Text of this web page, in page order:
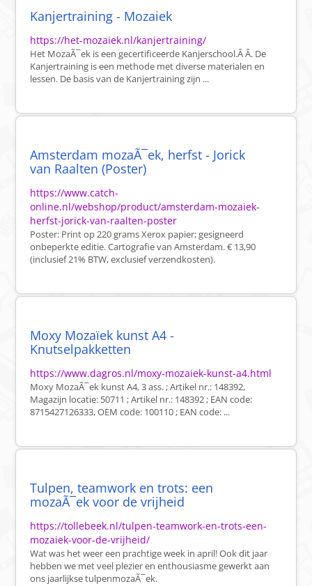
Kanjertraining - Mozaiek
https://het-mozaiek.nl/kanjertraining/
Het MozaÃ¯ek is een gecertificeerde Kanjerschool.Â Â. De
Kanjertraining is een methode met diverse materialen en
lessen. De basis van de Kanjertraining zijn ...
Amsterdam mozaÃ¯ek, herfst - Jorick
van Raalten (Poster)
https://www.catch-
online.nl/webshop/product/amsterdam-mozaiek-
herfst-jorick-van-raalten-poster
Poster: Print op 220 grams Xerox papier; gesigneerd
onbeperkte editie. Cartografie van Amsterdam. € 13,90
(inclusief 21% BTW, exclusief verzendkosten).
Moxy Mozaïek kunst A4 -
Knutselpakketten
https://www.dagros.nl/moxy-mozaiek-kunst-a4.html
Moxy MozaÃ¯ek kunst A4, 3 ass. ; Artikel nr.: 148392,
Magazijn locatie: 50711 ; Artikel nr.: 148392 ; EAN code:
8715427126333, OEM code: 100110 ; EAN code: ...
Tulpen, teamwork en trots: een
mozaÃ¯ek voor de vrijheid
https://tollebeek.nl/tulpen-teamwork-en-trots-een-
mozaiek-voor-de-vrijheid/
Wat was het weer een prachtige week in april! Ook dit jaar
hebben we met veel plezier en enthousiasme gewerkt aan
ons jaarlijkse tulpenmozaÃ¯ek.